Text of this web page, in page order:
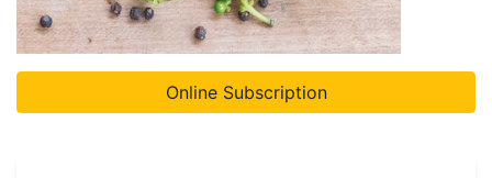
Online Subscription